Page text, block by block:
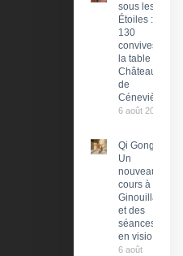
sous les
Étoiles :
130
convives à
la table du
Château
de
Cénevières
6 août 2026
Qi Gong :
Un
nouveau
cours à
Ginouillac
et des
séances
en visio
6 août